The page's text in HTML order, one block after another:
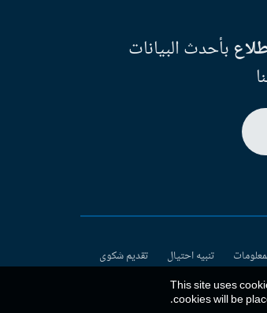
بأحدث البيانات
تنبيه احتيال
تقديم شكوى
This site uses
cookies will be
.